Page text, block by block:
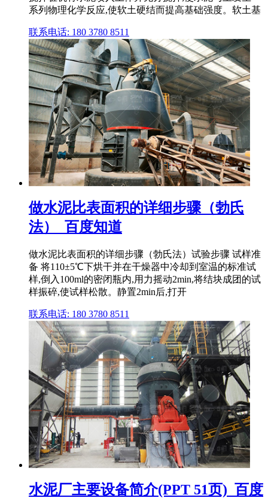
系列物理化学反应,使软土硬结而提高基础强度。软土基
联系电话: 180 3780 8511
做水泥比表面积的详细步骤（勃氏
法）_百度知道
做水泥比表面积的详细步骤（勃氏法）试验步骤 试样准
备 将110±5℃下烘干并在干燥器中冷却到室温的标准试
样,倒入100ml的密闭瓶内,用力摇动2min,将结块成团的试
样振碎,使试样松散。静置2min后,打开
联系电话: 180 3780 8511
水泥厂主要设备简介(PPT 51页)_百度